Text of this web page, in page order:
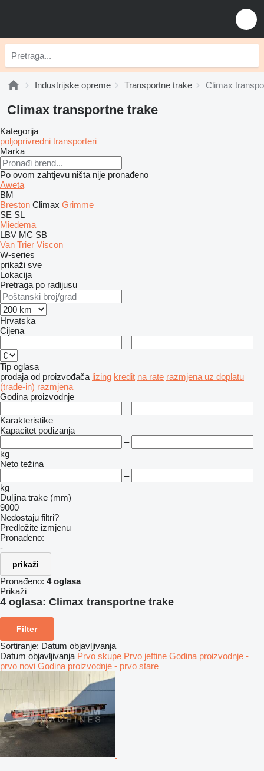
Industrijske opreme Transportne trake Climax
Climax transportne trake
Kategorija
poljoprivredni transporteri
Marka
Po ovom zahtjevu ništa nije pronađeno
Aweta
BM
Breston Climax Grimme
SE SL
Miedema
LBV MC SB
Van Trier Viscon
W-series
prikaži sve
Lokacija
Pretraga po radijusu
Hrvatska
Cijena
–
Tip oglasa
prodaja od proizvođača lizing kredit na rate razmjena uz doplatu
(trade-in) razmjena
Godina proizvodnje
–
Karakteristike
Kapacitet podizanja
–
kg
Neto težina
–
kg
Duljina trake (mm)
9000
Nedostaju filtri?
Predložite izmjenu
Pronađeno:
-
prikaži
Pronađeno: 4 oglasa
Prikaži
4 oglasa: Climax transportne trake
Filter
Sortiranje: Datum objavljivanja
Datum objavljivanja Prvo skupe Prvo jeftine Godina proizvodnje -
prvo novi Godina proizvodnje - prvo stare